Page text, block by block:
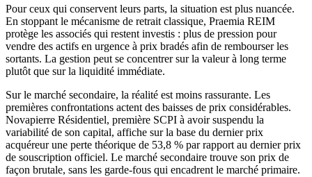
Pour ceux qui conservent leurs parts, la situation est plus nuancée.
En stoppant le mécanisme de retrait classique, Praemia REIM
protège les associés qui restent investis : plus de pression pour
vendre des actifs en urgence à prix bradés afin de rembourser les
sortants. La gestion peut se concentrer sur la valeur à long terme
plutôt que sur la liquidité immédiate.
Sur le marché secondaire, la réalité est moins rassurante. Les
premières confrontations actent des baisses de prix considérables.
Novapierre Résidentiel, première SCPI à avoir suspendu la
variabilité de son capital, affiche sur la base du dernier prix
acquéreur une perte théorique de 53,8 % par rapport au dernier prix
de souscription officiel. Le marché secondaire trouve son prix de
façon brutale, sans les garde-fous qui encadrent le marché primaire.